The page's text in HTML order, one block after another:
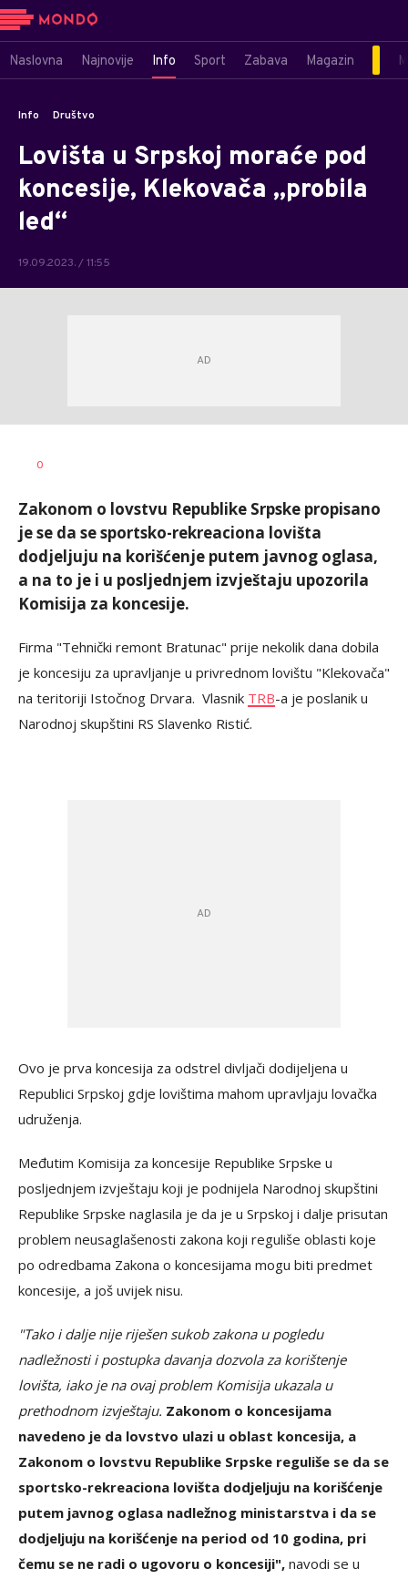
Naslovna Najnovije Info Sport Zabava Magazin
Info Društvo
Lovišta u Srpskoj moraće pod
koncesije, Klekovača „probila
led“
19.09.2023. / 11:55
AUTOR
0
Zakonom o lovstvu Republike Srpske propisano
je se da se sportsko-rekreaciona lovišta
dodjeljuju na korišćenje putem javnog oglasa,
a na to je i u posljednjem izvještaju upozorila
Komisija za koncesije.
Firma "Tehnički remont Bratunac" prije nekolik dana dobila
je koncesiju za upravljanje u privrednom lovištu "Klekovača"
na teritoriji Istočnog Drvara. Vlasnik TRB-a je poslanik u
Narodnoj skupštini RS Slavenko Ristić.
Ovo je prva koncesija za odstrel divljači dodijeljena u
Republici Srpskoj gdje lovištima mahom upravljaju lovačka
udruženja.
Međutim Komisija za koncesije Republike Srpske u
posljednjem izvještaju koji je podnijela Narodnoj skupštini
Republike Srpske naglasila je da je u Srpskoj i dalje prisutan
problem neusaglašenosti zakona koji reguliše oblasti koje
po odredbama Zakona o koncesijama mogu biti predmet
koncesije, a još uvijek nisu.
"Tako i dalje nije riješen sukob zakona u pogledu
nadležnosti i postupka davanja dozvola za korištenje
lovišta, iako je na ovaj problem Komisija ukazala u
prethodnom izvještaju. Zakonom o koncesijama
navedeno je da lovstvo ulazi u oblast koncesija, a
Zakonom o lovstvu Republike Srpske reguliše se da se
sportsko-rekreaciona lovišta dodjeljuju na korišćenje
putem javnog oglasa nadležnog ministarstva i da se
dodjeljuju na korišćenje na period od 10 godina, pri
čemu se ne radi o ugovoru o koncesiji", navodi se u